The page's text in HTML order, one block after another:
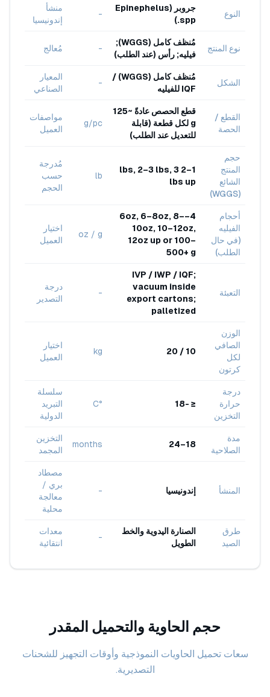
النوع
جروبر (Epinephelus
spp.)
-
منشأ
إندونيسيا
نوع المنتج
مُنظف كامل (WGGS);
فيليه; رأس (عند الطلب)
- مُعالج
الشكل
مُنظف كامل (WGGS) /
IQF للفيليه
-
المعيار
الصناعي
القطع /
الحصة
قطع الحصص عادةً ~125
g لكل قطعة (قابلة
للتعديل عند الطلب)
g/pc
مواصفات
العميل
حجم
المنتج
الشائع
(WGGS)
1–2 lbs, 2–3 lbs, 3
lbs up
lb
مُدرجة
حسب
الحجم
أحجام
الفيليه
(في حال
الطلب)
4–6oz, 6–8oz, 8–
10oz, 10–12oz,
12oz up or 100–
500+ g
oz / g
اختيار
العميل
التعبئة
IVP / IWP / IQF;
vacuum inside
export cartons;
palletized
-
درجة
التصدير
الوزن
الصافي
لكل
كرتون
10 / 20
kg
اختيار
العميل
درجة
حرارة
التخزين
≤ -18
°C
سلسلة
التبريد
الدولية
مدة
الصلاحية
18–24
months
التخزين
المجمد
المنشأ إندونيسيا -
مصطاد
بري /
معالجة
محلية
طرق
الصيد
الصنارة اليدوية والخط
الطويل
-
معدات
انتقائية
حجم الحاوية والتحميل المقدر
سعات تحميل الحاويات النموذجية وأوقات التجهيز للشحنات
التصديرية.